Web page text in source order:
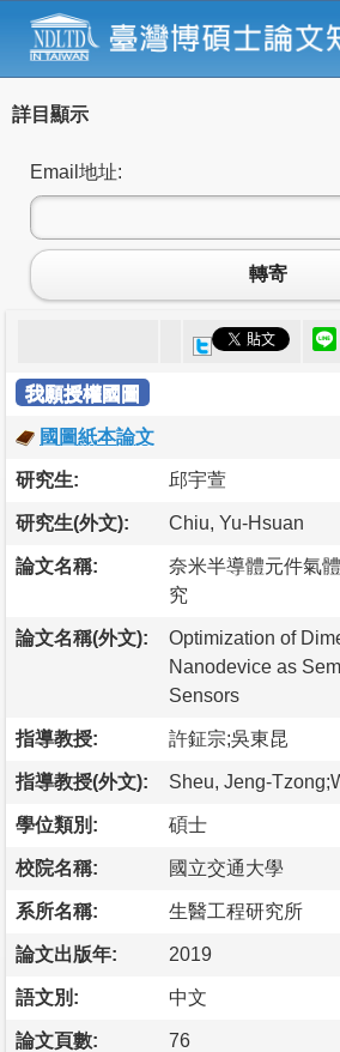
詳目顯示
Email地址:
轉寄
我願授權國圖
國圖紙本論文
研究生: 邱宇萱
研究生(外文): Chiu, Yu-Hsuan
論文名稱:
奈米半導體元件氣
究
論文名稱(外文):
Optimization of
Nanodevice as
Sensors
指導教授: 許鉦宗;吳東昆
指導教授(外文): Sheu, Jeng-
學位類別: 碩士
校院名稱: 國立交通大學
系所名稱: 生醫工程研究所
論文出版年: 2019
語文別: 中文
論文頁數: 76